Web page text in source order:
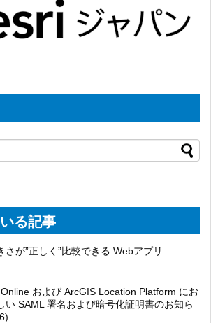
る記事
さが”正しく”比較できる Webアプリ
および ArcGIS Location Platform にお
い SAML 署名および暗号化証明書のお知ら